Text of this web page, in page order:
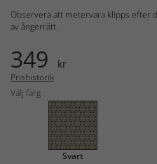
Observera att metervara klipps efter
av ångerrätt.
349 kr
Prishistorik
Välj färg
Svart